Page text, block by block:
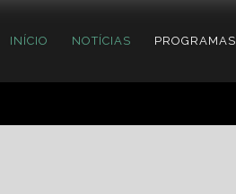
INÍCIO NOTÍCIAS PROGRAMAS